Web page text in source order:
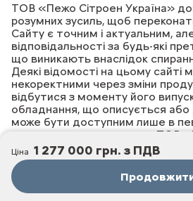
Ціна 1 277 000 грн. з ПДВ
ТОВ «Пежо Сітроен Україна»
розумних зусиль, щоб
Сайту є точним і актуальним,
відповідальності за будь-які
що виникають внаслідок
Деякі відомості на цьому сайті
некоректними через зміни
відбутися з моменту його
обладнання, що описується
може бути доступним лише в
лише за додаткову плату. ТОВ
Україна» залишає за собою
специфікації продукту в будь-
ознайомлення з фактичними
продукту у вашій країні, будь
вашого офіційного дилера